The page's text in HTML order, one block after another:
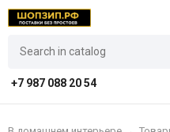
+7 987 088 20 54